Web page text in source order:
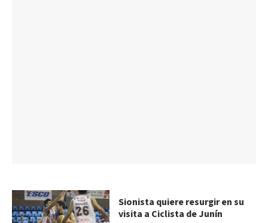
Sionista quiere resurgir en su
visita a Ciclista de Junín